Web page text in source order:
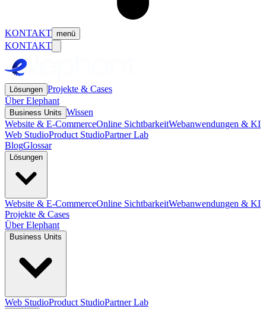
KONTAKT menü
KONTAKT
Lösungen Projekte & Cases
Über Elephant
Business Units Wissen
Website & E-CommerceOnline SichtbarkeitWebanwendungen & KI
Web StudioProduct StudioPartner Lab
BlogGlossar
Lösungen
Website & E-CommerceOnline SichtbarkeitWebanwendungen & KI
Projekte & Cases
Über Elephant
Business Units
Web StudioProduct StudioPartner Lab